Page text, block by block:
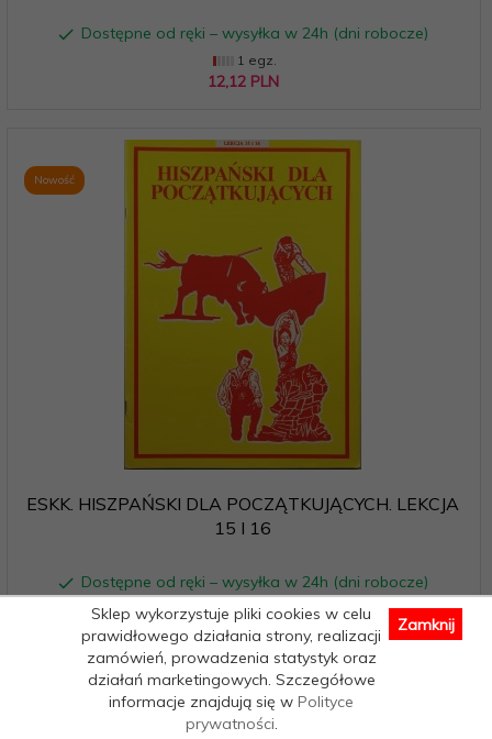
Dostępne od ręki – wysyłka w 24h (dni robocze)
1 egz.
12,12 PLN
Nowość
ESKK. HISZPAŃSKI DLA POCZĄTKUJĄCYCH. LEKCJA
15 I 16
Dostępne od ręki – wysyłka w 24h (dni robocze)
1 egz.
12,12 PLN
Sklep wykorzystuje pliki cookies w celu
prawidłowego działania strony, realizacji
zamówień, prowadzenia statystyk oraz
działań marketingowych. Szczegółowe
informacje znajdują się wPolityce
prywatności
Zamknij